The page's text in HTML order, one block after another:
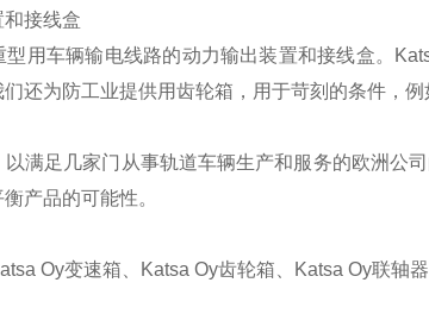
接线盒
用车辆输电线路的动力输出装置和接线盒。
还为防工业提供用齿轮箱，用于苛刻的条件，例
满足几家门从事轨道车辆生产和服务的欧洲公
产品的可能性。
Oy变速箱、Katsa Oy齿轮箱、Katsa Oy联轴